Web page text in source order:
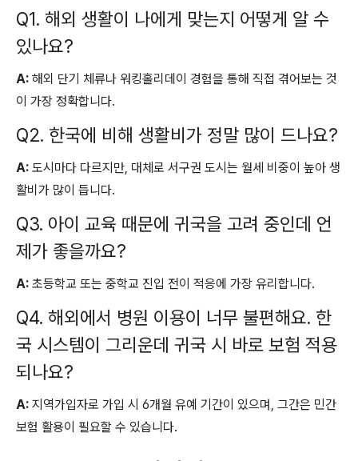
Q1. 해외 생활이 나에게 맞는지 어떻게 알 수
있나요?
A: 해외 단기 체류나 워킹홀리데이 경험을 통해 직접 겪어보는 것
이 가장 정확합니다.
Q2. 한국에 비해 생활비가 정말 많이 드나요?
A: 도시마다 다르지만, 대체로 서구권 도시는 월세 비중이 높아 생
활비가 많이 듭니다.
Q3. 아이 교육 때문에 귀국을 고려 중인데 언
제가 좋을까요?
A: 초등학교 또는 중학교 진입 전이 적응에 가장 유리합니다.
Q4. 해외에서 병원 이용이 너무 불편해요. 한
국 시스템이 그리운데 귀국 시 바로 보험 적용
되나요?
A: 지역가입자로 가입 시 6개월 유예 기간이 있으며, 그간은 민간
보험 활용이 필요할 수 있습니다.